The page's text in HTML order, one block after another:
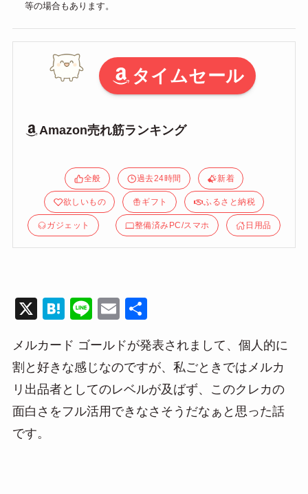
等の場合もあります。
タイムセール
Amazon売れ筋ランキング
全般 過去24時間 新着
欲しいもの ギフト ふるさと納税
ガジェット 整備済みPC/スマホ 日用品
X
H
e
n
a
Li
e
E
ail
メルカード ゴールドが発表されまして、個人的に
割と好きな感じなのですが、私ごときではメルカ
リ出品者としてのレベルが及ばず、このクレカの
面白さをフル活用できなさそうだなぁと思った話
です。